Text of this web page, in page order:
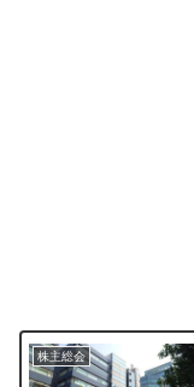
株主総会